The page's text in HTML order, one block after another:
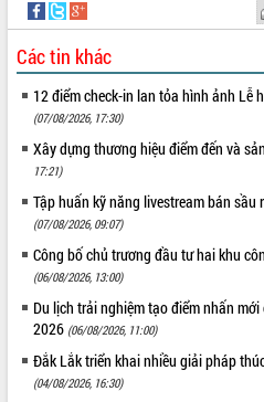
Các tin khác
12 điểm check-in lan tỏa hình ảnh Lễ
(07/08/2026, 17:30)
Xây dựng thương hiệu điểm đến và
17:21)
Tập huấn kỹ năng livestream bán
(07/08/2026, 09:07)
Công bố chủ trương đầu tư hai khu
(06/08/2026, 13:00)
Du lịch trải nghiệm tạo điểm nhấn
2026 (06/08/2026, 11:00)
Đắk Lắk triển khai nhiều giải pháp
(04/08/2026, 16:30)